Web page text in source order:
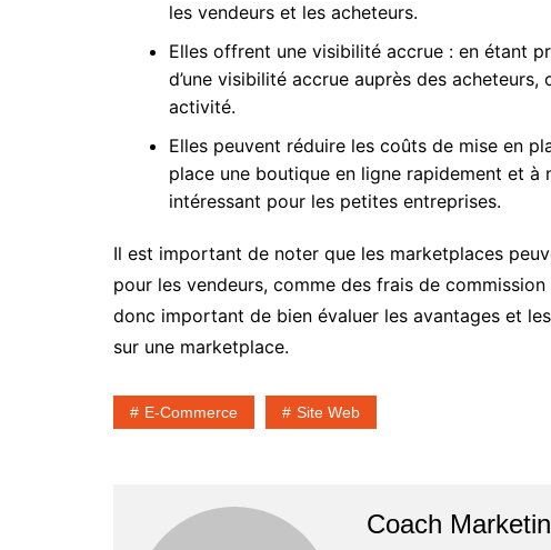
les vendeurs et les acheteurs.
Elles offrent une visibilité accrue : en étant
d’une visibilité accrue auprès des
activité.
Elles peuvent réduire les coûts de mise en
place une boutique en ligne rapidement et
intéressant pour les petites entreprises.
Il est important de noter que les marketplaces
pour les vendeurs, comme des frais de
donc important de bien évaluer les avantages et
sur une marketplace.
E-Commerce Site Web
Coach